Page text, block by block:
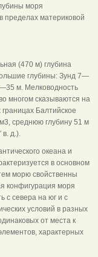
моря
пределах материковой
(470 м) глубина
глубины: Зунд 7—
м. Мелководность
многом сказываются на
Балтийское
среднюю глубину 51 м
в. д.).
океана и
в основном
морю свойственны
конфигурация моря
с севера на юг и с
условий в разных
от места к
характерных